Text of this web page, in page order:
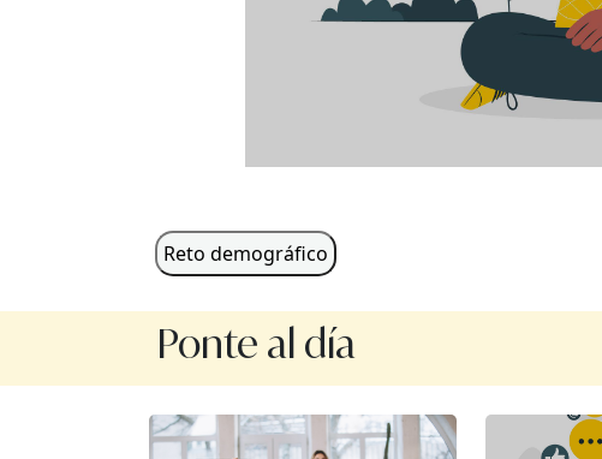
Reto demográfico
Ponte al día